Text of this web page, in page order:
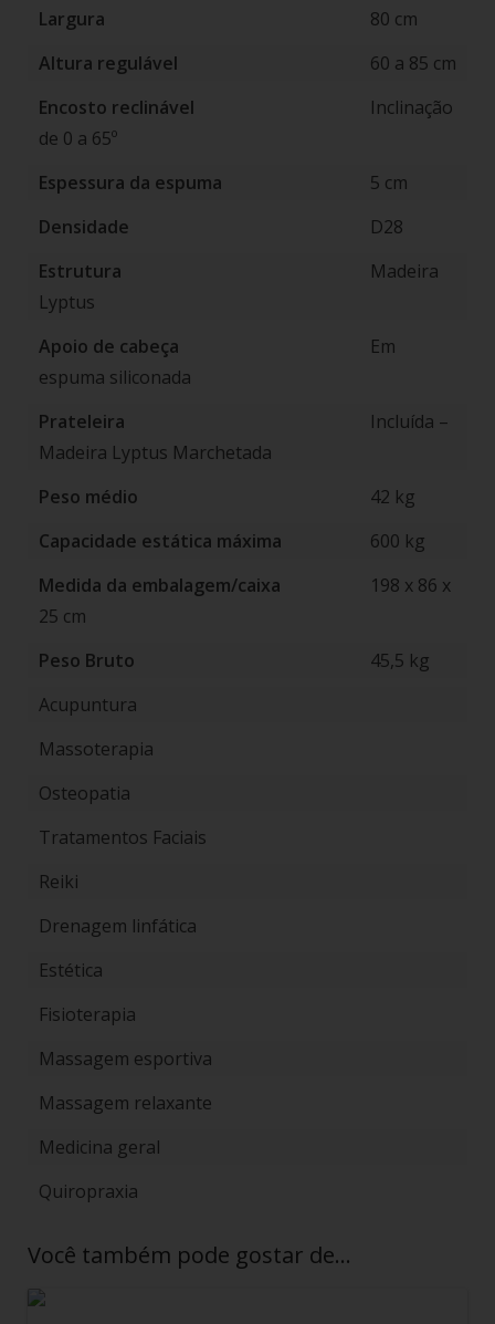
Largura
80 cm
Altura regulável
60 a 85 cm
Encosto reclinável
Inclinação
de 0 a 65º
Espessura da espuma
5 cm
Densidade
D28
Estrutura
Madeira
Lyptus
Apoio de cabeça
Em
espuma siliconada
Prateleira
Incluída –
Madeira Lyptus Marchetada
Peso médio
42 kg
Capacidade estática máxima
600 kg
Medida da embalagem/caixa
198 x 86 x
25 cm
Peso Bruto
45,5 kg
Acupuntura
Massoterapia
Osteopatia
Tratamentos Faciais
Reiki
Drenagem linfática
Estética
Fisioterapia
Massagem esportiva
Massagem relaxante
Medicina geral
Quiropraxia
Você também pode gostar de…